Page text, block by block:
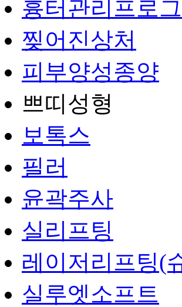
흉터관리프로
찢어진상처
피부양성종양
쁘띠성형
보톡스
필러
윤곽주사
실리프팅
레이저리프팅(
실루엣소프트